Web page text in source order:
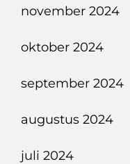
november 2024
oktober 2024
september 2024
augustus 2024
juli 2024